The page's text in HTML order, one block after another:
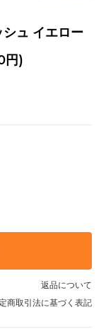
ュ イエロー
円)
返品について
商取引法に基づく表記